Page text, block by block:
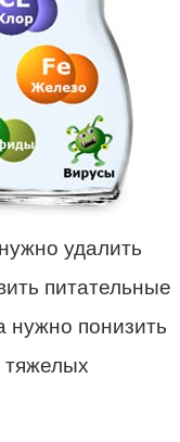
удалить
питательные
нужно понизить
тяжелых